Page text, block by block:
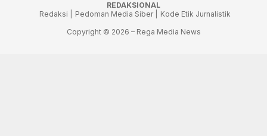
REDAKSIONAL
Redaksi |
Pedoman Media Siber |
Kode Etik Jurnalistik
Copyright © 2026 – Rega Media News